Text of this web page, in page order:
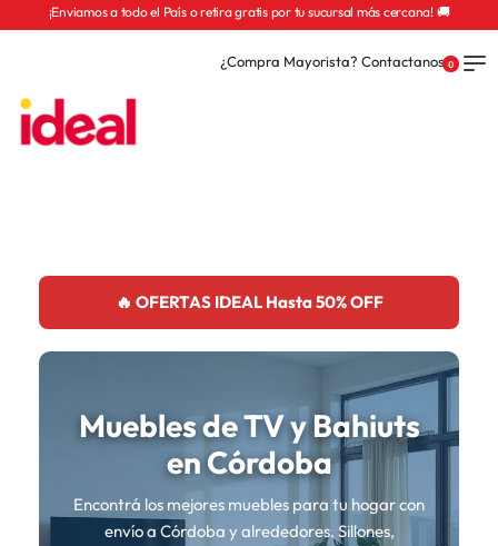
¡Enviamos a todo el País o retira gratis por tu sucursal más cercana! 🚚
¿Compra Mayorista? Contactanos 0
🔥 OFERTAS IDEAL Hasta 50% OFF
Muebles de TV y Bahiuts
en Córdoba
Encontrá los mejores muebles para tu hogar con
envío a Córdoba y alrededores. Sillones,